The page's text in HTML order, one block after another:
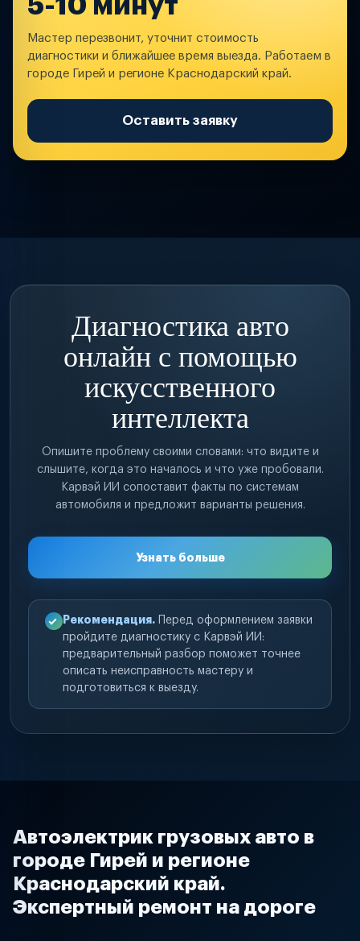
5-10 минут
Мастер перезвонит, уточнит стоимость
диагностики и ближайшее время выезда. Работаем в
городе Гирей и регионе Краснодарский край.
Оставить заявку
Диагностика авто
онлайн с помощью
искусственного
интеллекта
Опишите проблему своими словами: что видите и
слышите, когда это началось и что уже пробовали.
Карвэй ИИ сопоставит факты по системам
автомобиля и предложит варианты решения.
Узнать больше
Рекомендация. Перед оформлением заявки
пройдите диагностику с Карвэй ИИ:
предварительный разбор поможет точнее
описать неисправность мастеру и
подготовиться к выезду.
Автоэлектрик грузовых авто в
городе Гирей и регионе
Краснодарский край.
Экспертный ремонт на дороге